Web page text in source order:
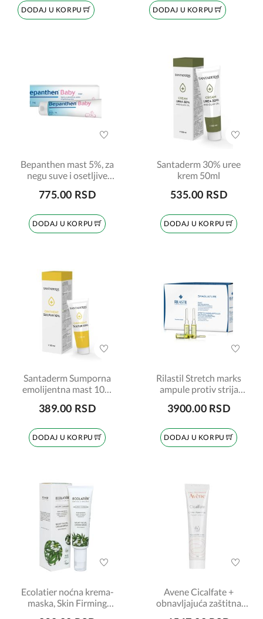
DODAJ U KORPU DODAJ U KORPU
Bepanthen mast 5%, za
negu suve i osetljive
775.00 RSD
DODAJ U KORPU
Santaderm 30% uree
krem 50ml
535.00 RSD
DODAJ U KORPU
Santaderm Sumporna
emolijentna mast 10%
389.00 RSD
DODAJ U KORPU
Rilastil Stretch marks
ampule protiv strija
3900.00 RSD
DODAJ U KORPU
Ecolatier noćna krema-
maska, Skin Firming
Avene Cicalfate +
obnavljajuća zaštitna